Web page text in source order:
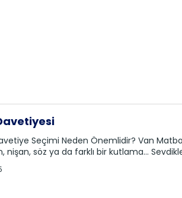
Seçimi Neden Önemlidir? Van
nişan, söz ya da farklı bir kutlama…